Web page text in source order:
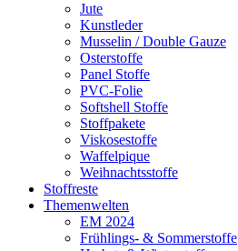
Jute
Kunstleder
Musselin / Double Gauze
Osterstoffe
Panel Stoffe
PVC-Folie
Softshell Stoffe
Stoffpakete
Viskosestoffe
Waffelpique
Weihnachtsstoffe
Stoffreste
Themenwelten
EM 2024
Frühlings- & Sommerstoffe